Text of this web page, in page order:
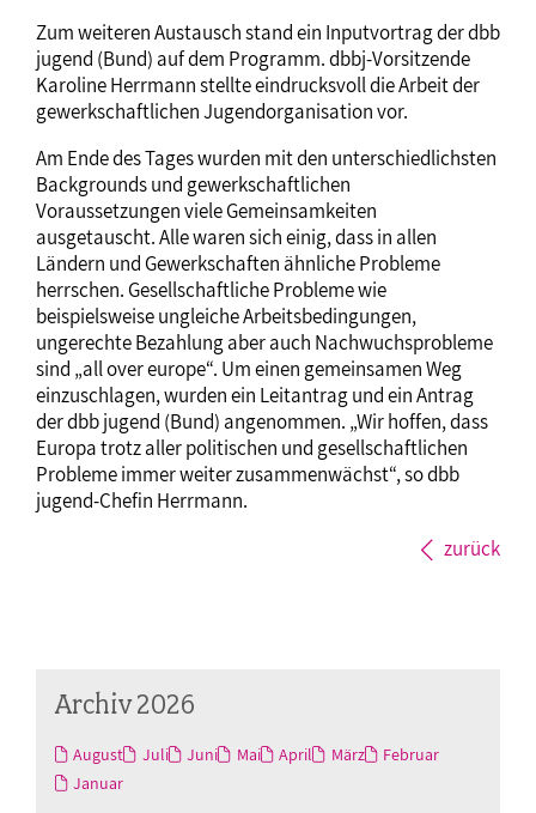
Zum weiteren Austausch stand ein Inputvortrag der dbb
jugend (Bund) auf dem Programm. dbbj-Vorsitzende
Karoline Herrmann stellte eindrucksvoll die Arbeit der
gewerkschaftlichen Jugendorganisation vor.
Am Ende des Tages wurden mit den unterschiedlichsten
Backgrounds und gewerkschaftlichen
Voraussetzungen viele Gemeinsamkeiten
ausgetauscht. Alle waren sich einig, dass in allen
Ländern und Gewerkschaften ähnliche Probleme
herrschen. Gesellschaftliche Probleme wie
beispielsweise ungleiche Arbeitsbedingungen,
ungerechte Bezahlung aber auch Nachwuchsprobleme
sind „all over europe“. Um einen gemeinsamen Weg
einzuschlagen, wurden ein Leitantrag und ein Antrag
der dbb jugend (Bund) angenommen. „Wir hoffen, dass
Europa trotz aller politischen und gesellschaftlichen
Probleme immer weiter zusammenwächst“, so dbb
jugend-Chefin Herrmann.
zurück
Archiv 2026
August Juli Juni Mai April März
Februar
Januar